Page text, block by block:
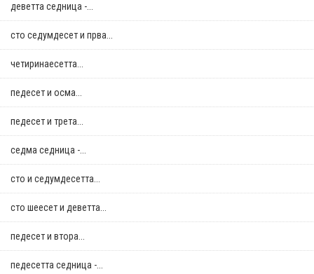
деветта седница -...
сто седумдесет и прва...
четиринаесетта...
педесет и осма...
педесет и трета...
седма седница -...
сто и седумдесетта...
сто шеесет и деветта...
педесет и втора...
педесетта седница -...